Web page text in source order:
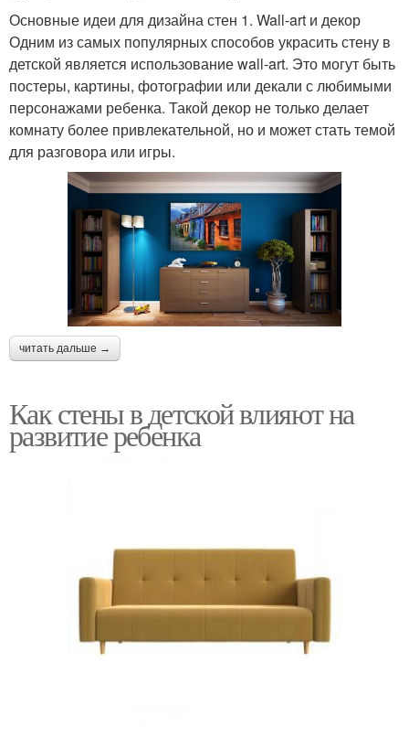
Основные идеи для дизайна стен 1. Wall-art и декор
Одним из самых популярных способов украсить стену в
детской является использование wall-art. Это могут быть
постеры, картины, фотографии или декали с любимыми
персонажами ребенка. Такой декор не только делает
комнату более привлекательной, но и может стать темой
для разговора или игры.
читать дальше →
Как стены в детской влияют на
развитие ребенка